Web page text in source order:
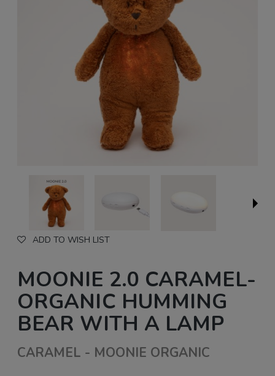
ADD TO WISH LIST
MOONIE 2.0 CARAMEL-
ORGANIC HUMMING
BEAR WITH A LAMP
CARAMEL - MOONIE ORGANIC